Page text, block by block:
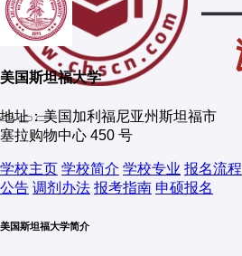
美国斯坦福大学
地址：美国加利福尼亚州斯坦福市
塞拉购物中心 450 号
学校主页 学校简介 学校专业 报名流程
公告 调剂办法 报考指南 申硕报名
美国斯坦福大学简介